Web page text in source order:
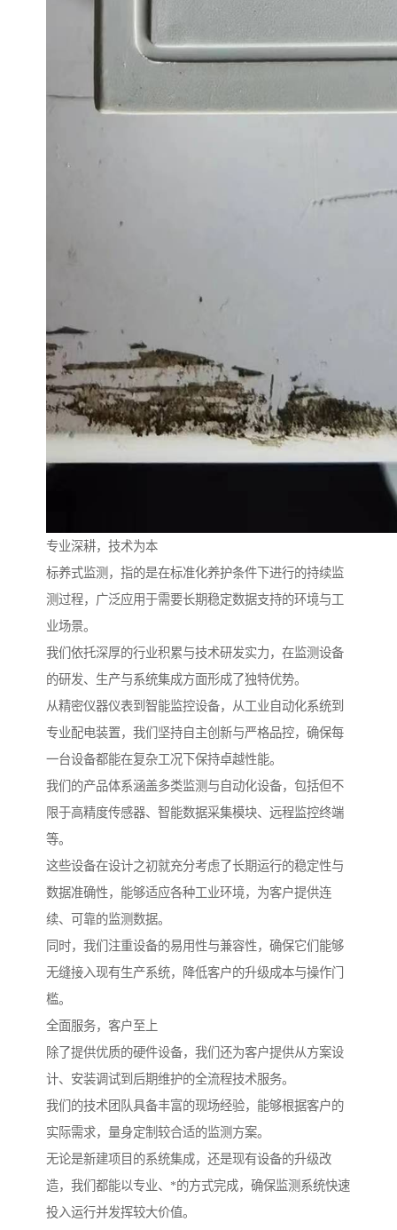
专业深耕，技术为本
标养式监测，指的是在标准化养护条件下进行的持续监
测过程，广泛应用于需要长期稳定数据支持的环境与工
业场景。
我们依托深厚的行业积累与技术研发实力，在监测设备
的研发、生产与系统集成方面形成了独特优势。
从精密仪器仪表到智能监控设备，从工业自动化系统到
专业配电装置，我们坚持自主创新与严格品控，确保每
一台设备都能在复杂工况下保持卓越性能。
我们的产品体系涵盖多类监测与自动化设备，包括但不
限于高精度传感器、智能数据采集模块、远程监控终端
等。
这些设备在设计之初就充分考虑了长期运行的稳定性与
数据准确性，能够适应各种工业环境，为客户提供连
续、可靠的监测数据。
同时，我们注重设备的易用性与兼容性，确保它们能够
无缝接入现有生产系统，降低客户的升级成本与操作门
槛。
全面服务，客户至上
除了提供优质的硬件设备，我们还为客户提供从方案设
计、安装调试到后期维护的全流程技术服务。
我们的技术团队具备丰富的现场经验，能够根据客户的
实际需求，量身定制较合适的监测方案。
无论是新建项目的系统集成，还是现有设备的升级改
造，我们都能以专业、*的方式完成，确保监测系统快速
投入运行并发挥较大价值。